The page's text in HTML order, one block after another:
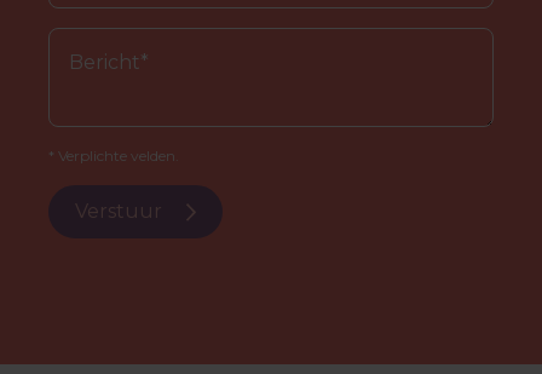
* Verplichte velden.
Verstuur